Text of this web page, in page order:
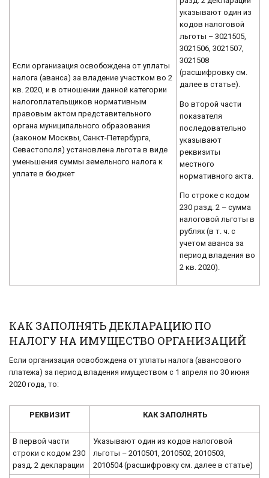
Если организация освобождена от уплаты
налога (аванса) за владение участком во 2
кв. 2020, и в отношении данной категории
налогоплательщиков нормативным
правовым актом представительного
органа муниципального образования
(законом Москвы, Санкт-Петербурга,
Севастополя) установлена льгота в виде
уменьшения суммы земельного налога к
уплате в бюджет
указывают один из
кодов налоговой
льготы – 3021505,
3021506, 3021507,
3021508
(расшифровку см.
далее в статье).
Во второй части
показателя
последовательно
указывают
реквизиты
местного
нормативного акта.
По строке с кодом
230 разд. 2 – сумма
налоговой льготы в
рублях (в т. ч. с
учетом аванса за
период владения во
2 кв. 2020).
КАК ЗАПОЛНЯТЬ ДЕКЛАРАЦИЮ ПО
НАЛОГУ НА ИМУЩЕСТВО ОРГАНИЗАЦИЙ
Если организация освобождена от уплаты налога (авансового
платежа) за период владения имуществом с 1 апреля по 30 июня
2020 года, то:
РЕКВИЗИТ КАК ЗАПОЛНЯТЬ
В первой части
строки с кодом 230
разд. 2 декларации
Указывают один из кодов налоговой
льготы – 2010501, 2010502, 2010503,
2010504 (расшифровку см. далее в статье)